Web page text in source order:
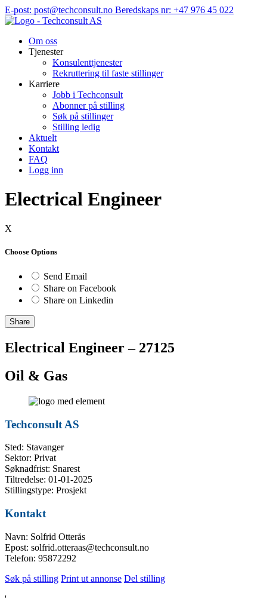
Hopp
til
E-post: post@techconsult.no Beredskaps nr: +47 976 45 022
Om oss
Tjenester
Konsulenttjenester
Rekruttering til faste stillinger
Karriere
Jobb i Techconsult
Abonner på stilling
Søk på stillinger
Stilling ledig
Aktuelt
Kontakt
FAQ
Logg inn
Electrical Engineer
X
Choose Options
Send Email
Share on Facebook
Share on Linkedin
Share
Electrical Engineer – 27125
Oil & Gas
Techconsult AS
Sted: Stavanger
Sektor: Privat
Søknadfrist: Snarest
Tiltredelse: 01-01-2025
Stillingstype: Prosjekt
Kontakt
Navn: Solfrid Otterås
Epost: solfrid.otteraas@techconsult.no
Telefon: 95872292
Søk på stilling Print ut annonse Del stilling
'